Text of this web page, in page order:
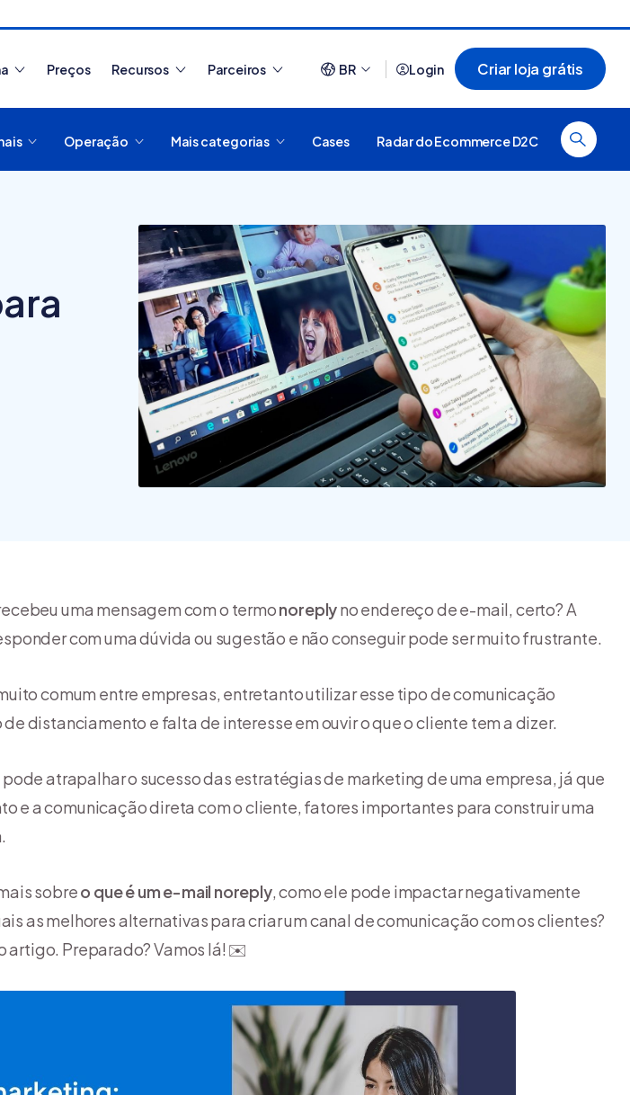
Preços Recursos
Como migrar de
plataforma de e-
O que é plataforma
digital, como funciona e
quais são os tipos?
[guia]
44 sites que usam
Nuvemshop para te
inspirar a ter o seu
negó...
Parceiros BR Login Criar loja grátis
Operação Mais categorias Cases Radar do Ecommerce D2C
uma mensagem com o termonoreplyno endereço de e-mail, certo? A
com uma dúvida ou sugestão e não conseguir pode ser muito frustrante.
comum entre empresas, entretanto utilizar esse tipo de comunicação
distanciamento e falta de interesse em ouvir o que o cliente tem a dizer.
atrapalhar o sucesso das estratégias de marketing de uma empresa, já que
e a comunicação direta com o cliente, fatores importantes para construir uma
sobreo que é um e-mail noreply, como ele pode impactar negativamente
as melhores alternativas para criar um canal de comunicação com os clientes?
artigo. Preparado? Vamos lá! ✉️